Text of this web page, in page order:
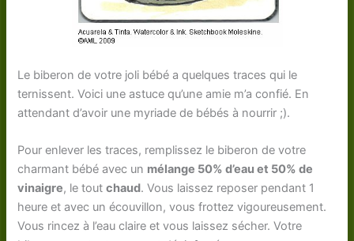
Le biberon de votre joli bébé a quelques traces qui le
ternissent. Voici une astuce qu’une amie m’a confié. En
attendant d’avoir une myriade de bébés à nourrir ;).
Pour enlever les traces, remplissez le biberon de votre
charmant bébé avec un mélange 50% d’eau et 50% de
vinaigre, le toutchaud. Vous laissez reposer pendant 1
heure et avec un écouvillon, vous frottez vigoureusement.
Vous rincez à l’eau claire et vous laissez sécher. Votre